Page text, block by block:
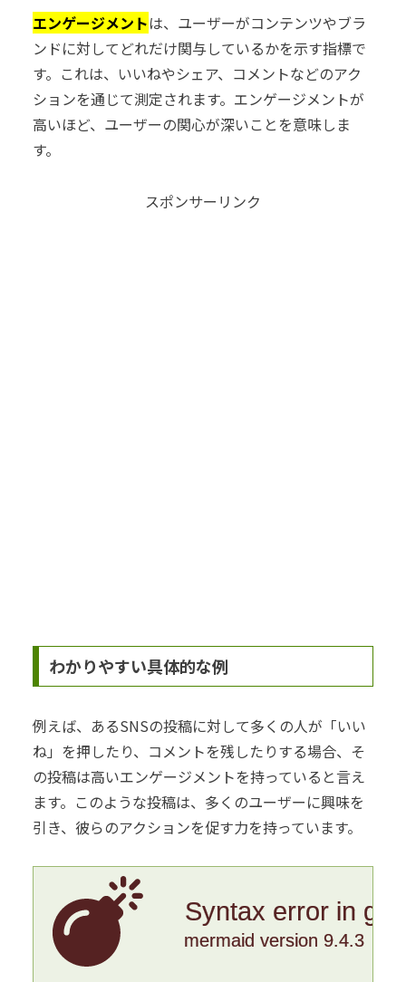
エンゲージメントは、ユーザーがコンテンツやブラ
ンドに対してどれだけ関与しているかを示す指標で
す。これは、いいねやシェア、コメントなどのアク
ションを通じて測定されます。エンゲージメントが
高いほど、ユーザーの関心が深いことを意味しま
す。
スポンサーリンク
わかりやすい具体的な例
例えば、あるSNSの投稿に対して多くの人が「いい
ね」を押したり、コメントを残したりする場合、そ
の投稿は高いエンゲージメントを持っていると言え
ます。このような投稿は、多くのユーザーに興味を
引き、彼らのアクションを促す力を持っています。
Syntax error in
mermaid version 9.4.3